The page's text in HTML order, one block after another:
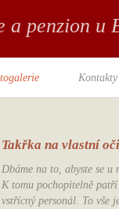
a penzion u
Kontakty
Takřka na vlastní
Dbáme na to, abyste se u
K tomu pochopitelně
vstřícný personál. To vše